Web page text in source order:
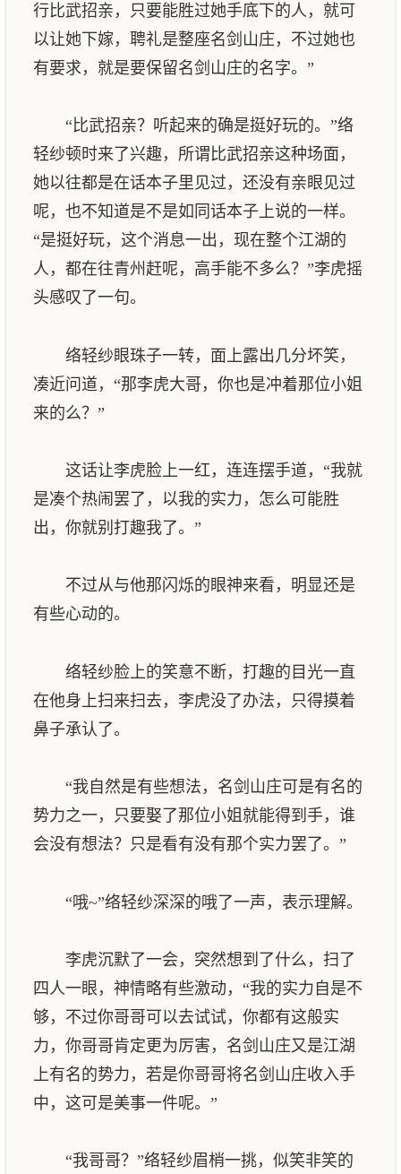
行比武招亲，只要能胜过她手底下的人，就可
以让她下嫁，聘礼是整座名剑山庄，不过她也
有要求，就是要保留名剑山庄的名字。”
“比武招亲？听起来的确是挺好玩的。”络
轻纱顿时来了兴趣，所谓比武招亲这种场面，
她以往都是在话本子里见过，还没有亲眼见过
呢，也不知道是不是如同话本子上说的一样。
“是挺好玩，这个消息一出，现在整个江湖的
人，都在往青州赶呢，高手能不多么？”李虎摇
头感叹了一句。
络轻纱眼珠子一转，面上露出几分坏笑，
凑近问道，“那李虎大哥，你也是冲着那位小姐
来的么？”
这话让李虎脸上一红，连连摆手道，“我就
是凑个热闹罢了，以我的实力，怎么可能胜
出，你就别打趣我了。”
不过从与他那闪烁的眼神来看，明显还是
有些心动的。
络轻纱脸上的笑意不断，打趣的目光一直
在他身上扫来扫去，李虎没了办法，只得摸着
鼻子承认了。
“我自然是有些想法，名剑山庄可是有名的
势力之一，只要娶了那位小姐就能得到手，谁
会没有想法？只是看有没有那个实力罢了。”
“哦~”络轻纱深深的哦了一声，表示理解。
李虎沉默了一会，突然想到了什么，扫了
四人一眼，神情略有些激动，“我的实力自是不
够，不过你哥哥可以去试试，你都有这般实
力，你哥哥肯定更为厉害，名剑山庄又是江湖
上有名的势力，若是你哥哥将名剑山庄收入手
中，这可是美事一件呢。”
“我哥哥？”络轻纱眉梢一挑，似笑非笑的